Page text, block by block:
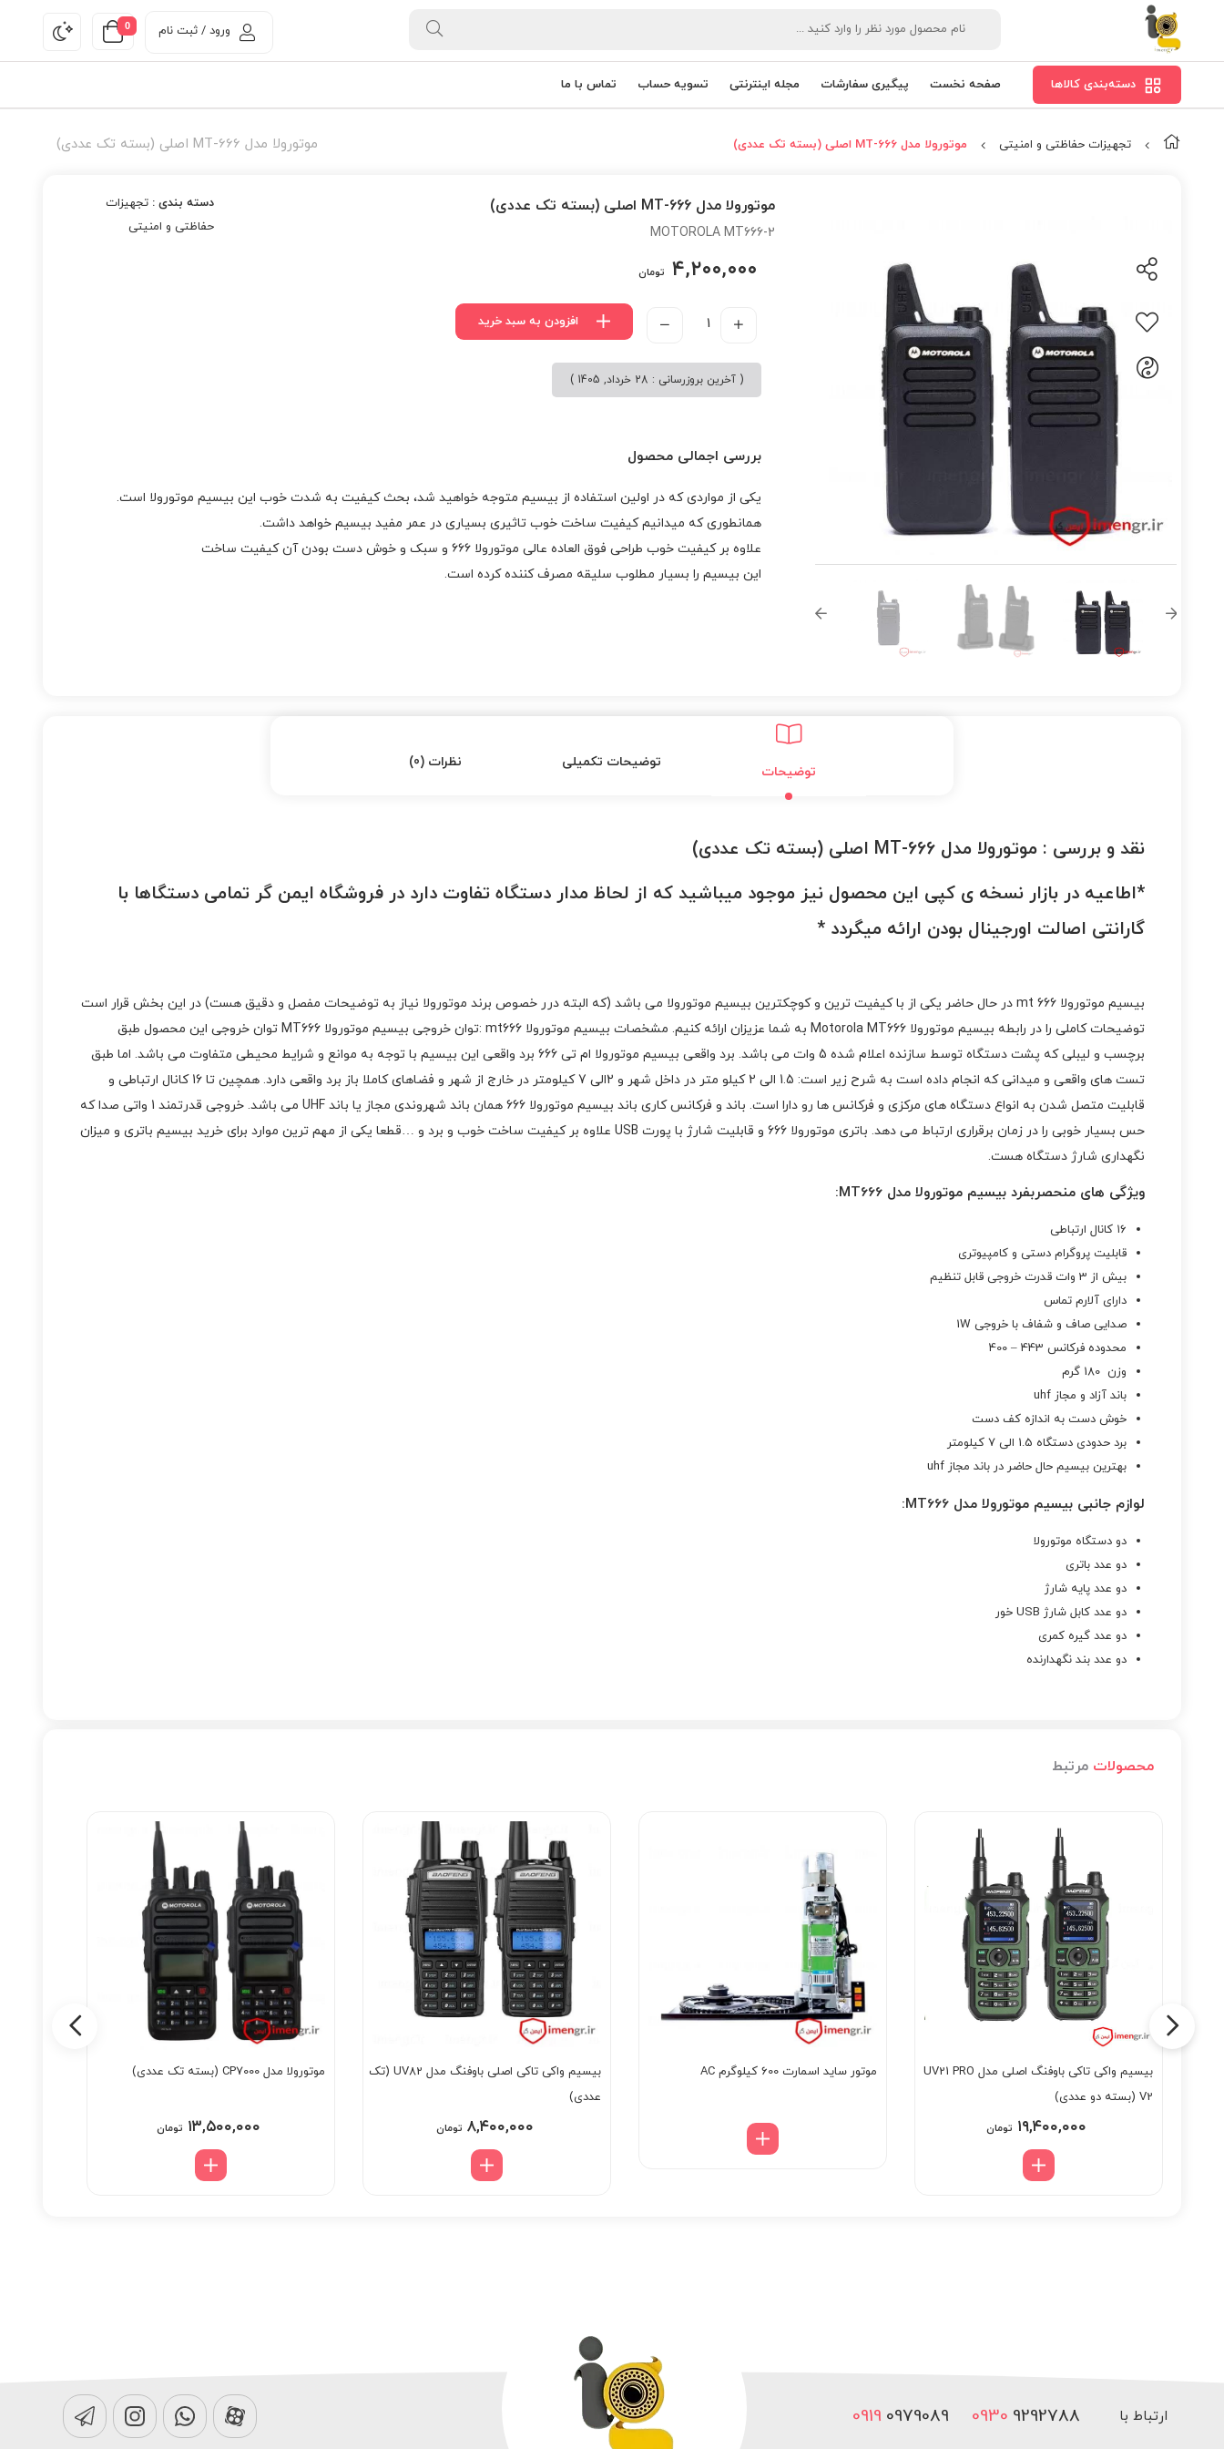
0 ورود / ثبت نام
دسته‌بندی کالاها صفحه نخست پیگیری سفارشات مجله اینترنتی تسویه حساب تماس با ما
موتورولا مدل MT-666 اصلی (بسته تک عددی) تجهیزات حفاظتی و امنیتی موتورولا مدل MT-666 اصلی (بسته تک عددی)
موتورولا مدل MT-666 اصلی (بسته تک عددی)
MOTOROLA MT666-2
۴,۲۰۰,۰۰۰ تومان
افزودن به سبد خرید
( آخرین بروزرسانی : 28 خرداد, 1405 )
دسته بندی :تجهیزات
حفاظتی و امنیتی
بررسی اجمالی محصول
یکی از مواردی که در اولین استفاده از بیسیم متوجه خواهید شد، بحث کیفیت به شدت خوب این بیسیم موتورولا است.
همانطوری که میدانیم کیفیت ساخت خوب تاثیری بسیاری در عمر مفید بیسیم خواهد داشت.
علاوه بر کیفیت خوب طراحی فوق العاده عالی موتورولا ۶۶۶ و سبک و خوش دست بودن آن کیفیت ساخت
این بیسیم را بسیار مطلوب سلیقه مصرف کننده کرده است.
توضیحات
توضیحات تکمیلی نظرات (0)
نقد و بررسی : موتورولا مدل MT-666 اصلی (بسته تک عددی)
*اطاعیه در بازار نسخه ی کپی این محصول نیز موجود میباشید که از لحاظ مدار دستگاه تفاوت دارد در فروشگاه ایمن گر تمامی دستگاها با
گارانتی اصالت اورجینال بودن ارائه میگردد *
بیسیم موتورولا mt 666 در حال حاضر یکی از با کیفیت ترین و کوچکترین بیسیم موتورولا می باشد (که البته درر خصوص برند موتورولا نیاز به توضیحات مفصل و دقیق هست) در این بخش قرار است
توضیحات کاملی را در رابطه بیسیم موتورولا Motorola MT666 به شما عزیزان ارائه کنیم. مشخصات بیسیم موتورولا mt666 :توان خروجی بیسیم موتورولا MT666 توان خروجی این محصول طبق
برچسب و لیبلی که پشت دستگاه توسط سازنده اعلام شده 5 وات می باشد. برد واقعی بیسیم موتورولا ام تی 666 برد واقعی این بیسیم با توجه به موانع و شرایط محیطی متفاوت می باشد. اما طبق
تست های واقعی و میدانی که انجام داده است به شرح زیر است: 1.5 الی 2 کیلو متر در داخل شهر و 2الی 7 کیلومتر در خارج از شهر و فضاهای کاملا باز برد واقعی دارد. همچین تا 16 کانال ارتباطی و
قابلیت متصل شدن به انواع دستگاه های مرکزی و فرکانس ها رو دارا است. باند و فرکانس کاری باند بیسیم موتورولا 666 همان باند شهروندی مجاز یا باند UHF می باشد. خروجی قدرتمند 1 واتی صدا که
حس بسیار خوبی را در زمان برقراری ارتباط می دهد. باتری موتورولا 666 و قابلیت شارژ با پورت USB علاوه بر کیفیت ساخت خوب و برد و …قطعا یکی از مهم ترین موارد برای خرید بیسیم باتری و میزان
نگهداری شارژ دستگاه هست.
ویژگی های منحصربفرد بیسیم موتورولا مدل MT666:
۱۶ کانال ارتباطی
قابلیت پروگرام دستی و کامپیوتری
بیش از 3 وات قدرت خروجی قابل تنظیم
دارای آلارم تماس
صدایی صاف و شفاف با خروجی 1W
محدوده فرکانس 443 – 400
وزن 180 گرم
باند آزاد و مجاز uhf
خوش دست به اندازه کف دست
برد حدودی دستگاه 1.5 الی 7 کیلومتر
بهترین بیسیم حال حاضر در باند مجاز uhf
لوازم جانبی بیسیم موتورولا مدل MT666:
دو دستگاه موتورولا
دو عدد باتری
دو عدد پایه شارژ
دو عدد کابل شارژ USB خور
دو عدد گیره کمری
دو عدد بند نگهدارنده
محصولات مرتبط
بیسیم واکی تاکی باوفنگ اصلی مدل UV21 PRO
V2 (بسته دو عددی)
۱۹,۴۰۰,۰۰۰ تومان
موتور ساید اسمارت 600 کیلوگرم AC
بیسیم واکی تاکی اصلی باوفنگ مدل UV82 (تک
عددی)
۸,۴۰۰,۰۰۰ تومان
موتورولا مدل CP7000 (بسته تک عددی)
۱۳,۵۰۰,۰۰۰ تومان
ارتباط با 0919 0979089 0930 9292788